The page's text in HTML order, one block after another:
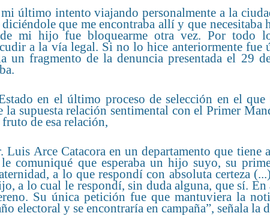
mi último intento viajando personalmente a la
que me encontraba allí y que necesitaba
mi hijo fue bloquearme otra vez. Por todo
a la vía legal. Si no lo hice anteriormente fue
un fragmento de la denuncia presentada el 29
en el último proceso de selección en el que
supuesta relación sentimental con el Primer
de esa relación,
Arce Catacora en un departamento que tiene
comuniqué que esperaba un hijo suyo, su
a lo que respondí con absoluta certeza
a lo cual le respondí, sin duda alguna, que sí.
Su única petición fue que mantuviera la
electoral y se encontraría en campaña”, señala la